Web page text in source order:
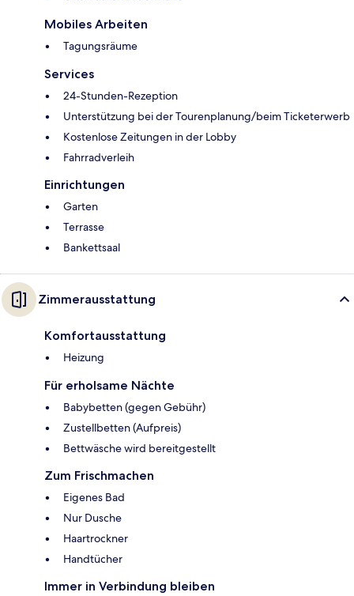
Mobiles Arbeiten
Tagungsräume
Services
24-Stunden-Rezeption
Unterstützung bei der Tourenplanung/beim Ticketerwerb
Kostenlose Zeitungen in der Lobby
Fahrradverleih
Einrichtungen
Garten
Terrasse
Bankettsaal
Zimmerausstattung
Komfortausstattung
Heizung
Für erholsame Nächte
Babybetten (gegen Gebühr)
Zustellbetten (Aufpreis)
Bettwäsche wird bereitgestellt
Zum Frischmachen
Eigenes Bad
Nur Dusche
Haartrockner
Handtücher
Immer in Verbindung bleiben